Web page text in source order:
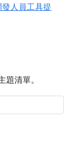
發人員工具提
題清單。